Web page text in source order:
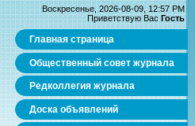
Воскресенье, 2026-08-09, 12:57 PM
Приветствую Вас Гость
Главная страница
Общественный совет журнала
Редколлегия журнала
Доска объявлений